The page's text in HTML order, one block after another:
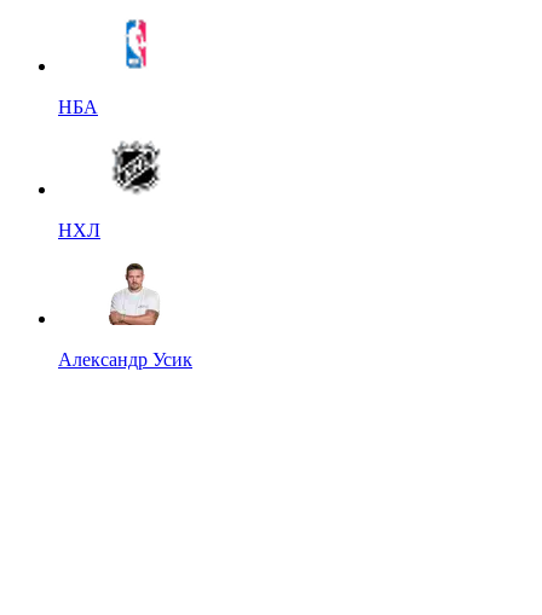
НБА
НХЛ
Александр Усик